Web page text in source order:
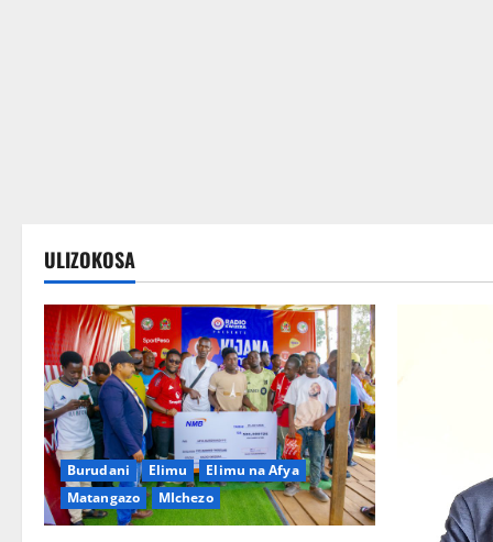
ULIZOKOSA
Burudani Elimu
Elimu na Afya
Matangazo
MIchezo